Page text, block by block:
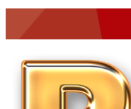
BRASIL MUNDO
O MUNDO É
CN7